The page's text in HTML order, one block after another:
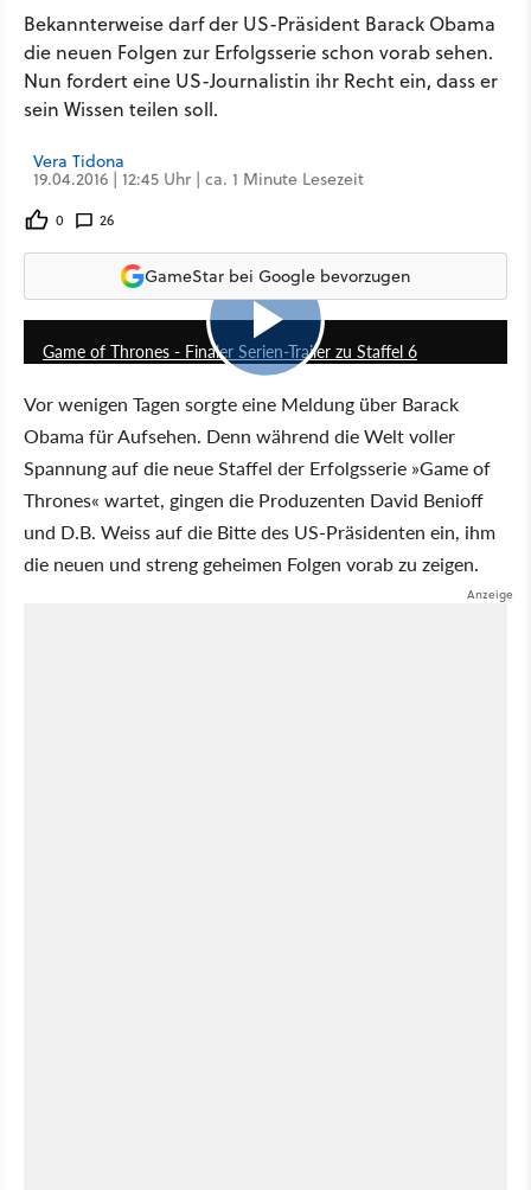
Bekannterweise darf der US-Präsident Barack Obama
die neuen Folgen zur Erfolgsserie schon vorab sehen.
Nun fordert eine US-Journalistin ihr Recht ein, dass er
sein Wissen teilen soll.
Vera Tidona
19.04.2016 | 12:45 Uhr | ca. 1 Minute Lesezeit
0 26
GameStar bei Google bevorzugen
2:03
Game of Thrones - Finaler Serien-Trailer zu Staffel 6
Vor wenigen Tagen sorgte eine Meldung über Barack
Obama für Aufsehen. Denn während die Welt voller
Spannung auf die neue Staffel der Erfolgsserie »Game of
Thrones« wartet, gingen die Produzenten David Benioff
und D.B. Weiss auf die Bitte des US-Präsidenten ein, ihm
die neuen und streng geheimen Folgen vorab zu zeigen.